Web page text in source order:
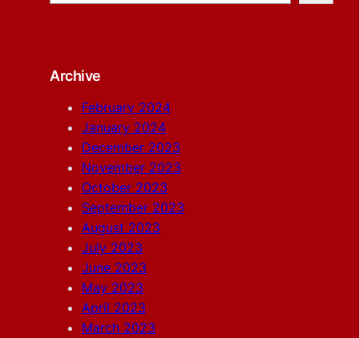
e
h
Archive
February 2024
January 2024
December 2023
November 2023
October 2023
September 2023
August 2023
July 2023
June 2023
May 2023
April 2023
March 2023